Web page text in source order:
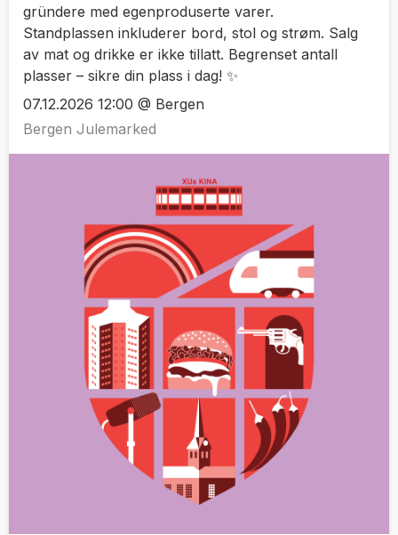
gründere med egenproduserte varer.
Standplassen inkluderer bord, stol og strøm. Salg
av mat og drikke er ikke tillatt. Begrenset antall
plasser – sikre din plass i dag! ✨
07.12.2026 12:00 @ Bergen
Bergen Julemarked